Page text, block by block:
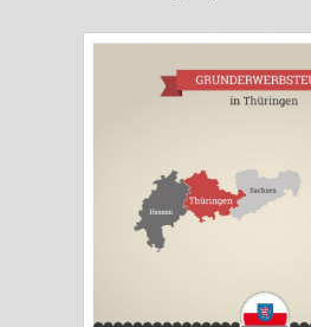
Mecklenburg-Vorpommern
Nordrhein-Westfalen